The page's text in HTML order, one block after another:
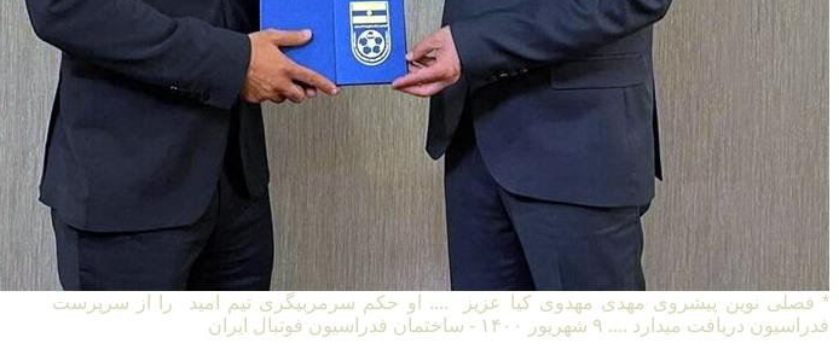
* فصلی نوین پیشروی مهدی مهدوی کیا عزیز .... او حکم سرمربیگری تیم امید را از سرپرست
فدراسیون دریافت میدارد .... ۹ شهریور ۱۴۰۰ - ساختمان فدراسیون فوتبال ایران